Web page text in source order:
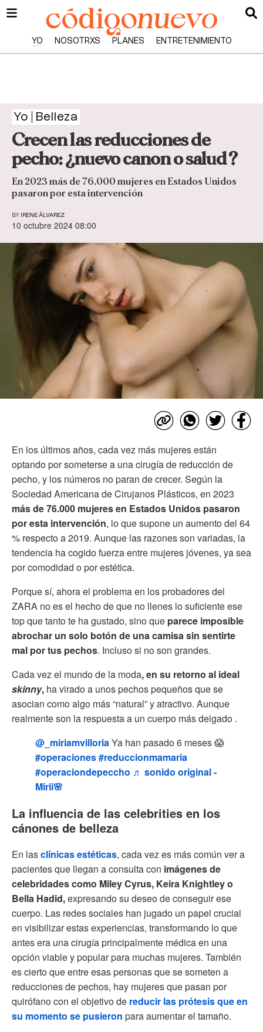
YO NOSOTRXS PLANES ENTRETENIMIENTO
Yo Belleza
Crecen las reducciones de
pecho: ¿nuevo canon o salud?
En 2023 más de 76.000 mujeres en Estados Unidos
pasaron por esta intervención
BY IRENE ÁLVAREZ
10 octubre 2024 08:00
En los últimos años, cada vez más mujeres están
optando por someterse a una cirugía de reducción de
pecho, y los números no paran de crecer. Según la
Sociedad Americana de Cirujanos Plásticos, en 2023
más de 76.000 mujeres en Estados Unidos pasaron
por esta intervención, lo que supone un aumento del 64
% respecto a 2019. Aunque las razones son variadas, la
tendencia ha cogido fuerza entre mujeres jóvenes, ya sea
por comodidad o por estética.
Porque sí, ahora el problema en los probadores del
ZARA no es el hecho de que no llenes lo suficiente ese
top que tanto te ha gustado, sino que parece imposible
abrochar un solo botón de una camisa sin sentirte
mal por tus pechos. Incluso si no son grandes.
Cada vez el mundo de la moda, en su retorno al ideal
skinny, ha virado a unos pechos pequeños que se
asocian como algo más “natural” y atractivo. Aunque
realmente son la respuesta a un cuerpo más delgado .
@_miriamvilloriaYa han pasado 6 meses 😱
#operaciones#reduccionmamaria
#operaciondepeccho ♬ sonido original -
Mirii🌸
La influencia de las celebrities en los
cánones de belleza
En lasclínicas estéticas, cada vez es más común ver a
pacientes que llegan a consulta con imágenes de
celebridades como Miley Cyrus, Keira Knightley o
Bella Hadid,expresando su deseo de conseguir ese
cuerpo. Las redes sociales han jugado un papel crucial
en visibilizar estas experiencias, transformando lo que
antes era una cirugía principalmente médica en una
opción viable y popular para muchas mujeres. También
es cierto que entre esas personas que se someten a
reducciones de pechos, hay mujeres que pasan por
quirófano con el objetivo de reducir las prótesis que en
su momento se pusieron para aumentar el tamaño.